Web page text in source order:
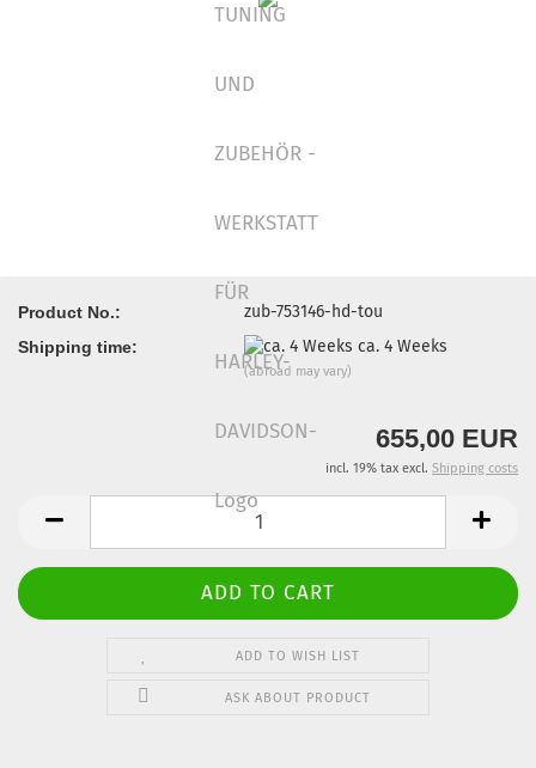
Product No.: zub-753146-hd-tou
Shipping time: ca. 4 Weeks
(abroad may vary)
655,00 EUR
incl. 19% tax excl. Shipping costs
ADD TO WISH LIST
ASK ABOUT PRODUCT